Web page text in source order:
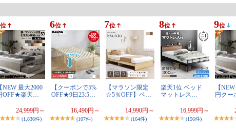
位
【NEW 最大2000
OFF★楽天…
24,999円～
(1,836件)
6位
【クーポンで5%
OFF★9日23:5…
16,490円～
(107件)
7位
【マラソン限定
☆5％OFF】ベ…
14,990円～
(164件)
8位
楽天1位 ベッド
マットレス…
16,999円～
(156件)
9位
【
円ク